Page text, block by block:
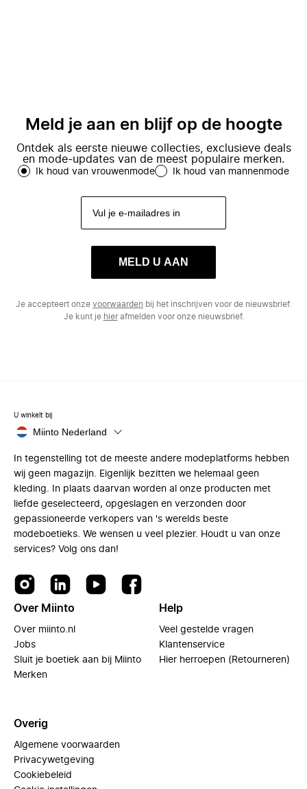
Meld je aan en blijf op de hoogte
Ontdek als eerste nieuwe collecties, exclusieve deals
en mode-updates van de meest populaire merken.
Ik houd van vrouwenmode Ik houd van mannenmode
MELD U AAN
Je accepteert onze voorwaarden bij het inschrijven voor de nieuwsbrief.
Je kunt je hierafmelden voor onze nieuwsbrief.
U winkelt bij
Miinto Nederland
In tegenstelling tot de meeste andere modeplatforms hebben
wij geen magazijn. Eigenlijk bezitten we helemaal geen
kleding. In plaats daarvan worden al onze producten met
liefde geselecteerd, opgeslagen en verzonden door
gepassioneerde verkopers van 's werelds beste
modeboetieks. We wensen u veel plezier. Houdt u van onze
services? Volg ons dan!
Over Miinto
Over miinto.nl
Jobs
Sluit je boetiek aan bij Miinto
Merken
Help
Veel gestelde vragen
Klantenservice
Hier herroepen (Retourneren)
Overig
Algemene voorwaarden
Privacywetgeving
Cookiebeleid